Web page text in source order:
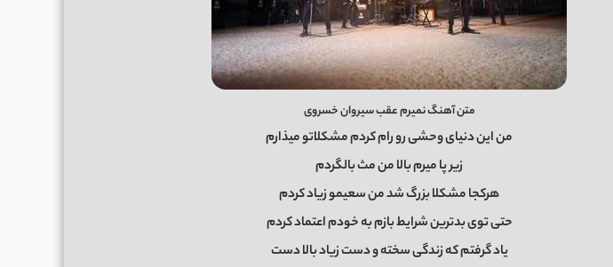
متن آهنگ نمیرم عقب سیروان خسروی
من این دنیای وحشی رو رام کردم مشکلاتو میذارم
زیر پا میرم بالا من مث بالگردم
هرکجا مشکلا بزرگ شد من سعیمو زیاد کردم
حتی توی بدترین شرایط بازم به خودم اعتماد کردم
یاد گرفتم که زندگی سخته و دست زیاد بالا دست